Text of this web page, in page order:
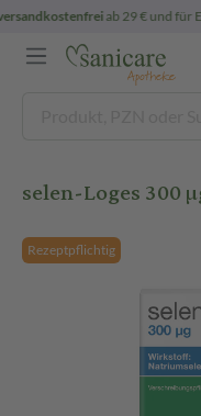
selen-Loges 300
Rezeptpflichtig